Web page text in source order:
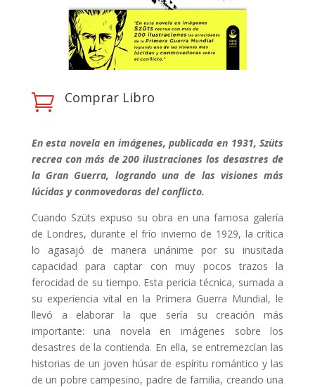
 Comprar Libro
En estanovela en imágenes, publicada en 1931, Szüts
recrea con más de 200 ilustraciones los desastres de
la Gran Guerra, logrando una de las visiones más
lúcidas y conmovedoras del conflicto.
Cuando Szüts expuso su obra en una famosa galería
de Londres, durante el frío invierno de 1929, la crítica
lo agasajó de manera unánime por su inusitada
capacidad para captar con muy pocos trazos la
ferocidad de su tiempo. Esta pericia técnica, sumada a
su experiencia vital en la Primera Guerra Mundial, le
llevó a elaborar la que sería su creación más
importante: una novela en imágenes sobre los
desastres de la contienda. En ella, se entremezclan las
historias de un joven húsar de espíritu romántico y las
de un pobre campesino, padre de familia, creando una